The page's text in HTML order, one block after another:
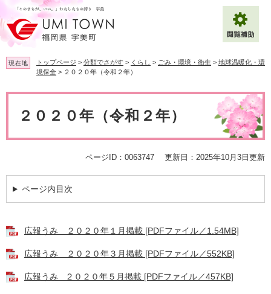
ー
ジ
の
先
頭
す
ニ
ュ
ー
を
飛
し
文字サイズ 標準 拡大
背景色変更 白 黒 青
現在地 トップページ > 分類でさがす > くらし > ごみ・環境・衛生 > 地球温暖化・環
境保全 > ２０２０年（令和２年）
２０２０年（令和２年）
ページID：0063747 更新日：2025年10月3日更新
ページ内目次
広報うみ ２０２０年１月掲載 [PDFファイル／1.54MB]
広報うみ ２０２０年３月掲載 [PDFファイル／552KB]
広報うみ ２０２０年５月掲載 [PDFファイル／457KB]